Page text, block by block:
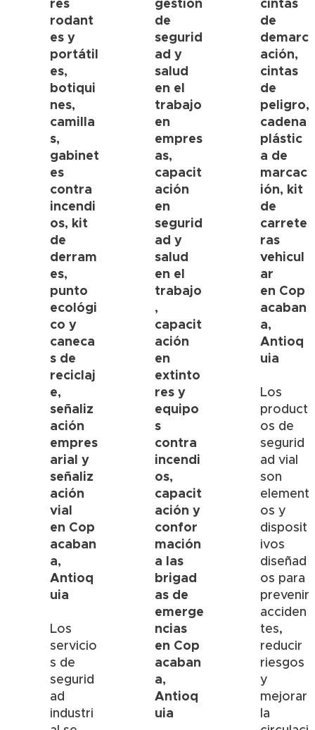
rodant
es y
portátil
es,
botiqui
nes,
camilla
s,
gabinet
es
contra
incendi
os, kit
de
derram
es,
punto
ecológi
co y
caneca
s de
reciclaj
e,
señaliz
ación
empres
arial y
señaliz
ación
vial
en Cop
acaban
a,
Antioq
uia
Los
servicio
s de
segurid
ad
industri
de
segurid
ad y
salud
en el
trabajo
en
empres
as,
capacit
ación
en
segurid
ad y
salud
en el
trabajo
,
capacit
ación
en
extinto
res y
equipo
s
contra
incendi
os,
capacit
ación y
confor
mación
a las
brigad
as de
emerge
ncias
en Cop
acaban
a,
Antioq
uia
de
demarc
ación,
cintas
de
peligro,
cadena
plástic
a de
marcac
ión, kit
de
carrete
ras
vehicul
ar
en Cop
acaban
a,
Antioq
uia
Los
product
os de
segurid
ad vial
son
element
os y
disposit
ivos
diseñad
os para
prevenir
acciden
tes,
reducir
riesgos
y
mejorar
la